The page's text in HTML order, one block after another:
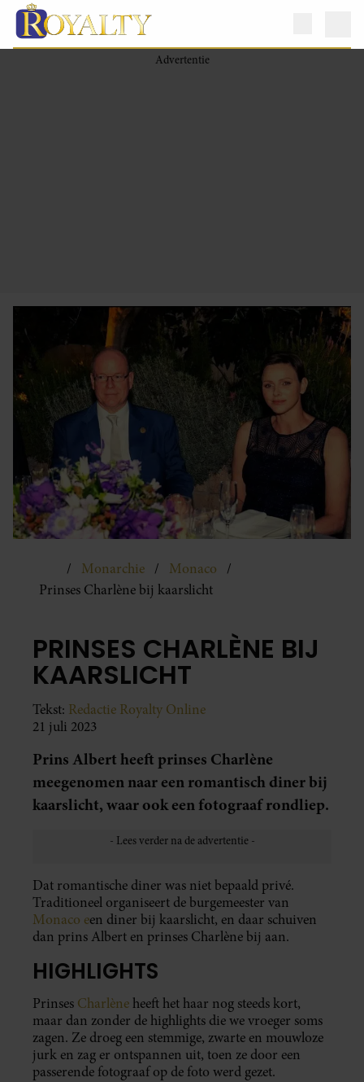
Monarchie
Monaco
Prinses Charlène bij kaarslicht
PRINSES CHARLÈNE BIJ
KAARSLICHT
Tekst: Redactie Royalty Online
21 juli 2023
Prins Albert heeft prinses Charlène
meegenomen naar een romantisch diner bij
kaarslicht, waar ook een fotograaf rondliep.
Dat romantische diner was niet bepaald privé.
Traditioneel organiseert de burgemeester van
Monaco een diner bij kaarslicht, en daar schuiven
dan prins Albert en prinses Charlène bij aan.
HIGHLIGHTS
Prinses Charlène heeft het haar nog steeds kort,
maar dan zonder de highlights die we vroeger soms
zagen. Ze droeg een stemmige, zwarte en mouwloze
jurk en zag er ontspannen uit, toen ze door een
passerende fotograaf op de foto werd gezet.